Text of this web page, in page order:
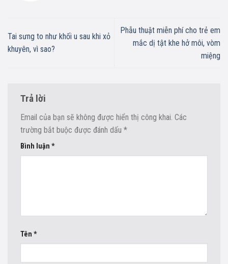
Tai sưng to như khối u sau khi xỏ
khuyên, vì sao?
Phẫu thuật miễn phí cho trẻ em
mắc dị tật khe hở môi, vòm
miệng
Trả lời
Email của bạn sẽ không được hiển thị công khai. Các
trường bắt buộc được đánh dấu *
Bình luận *
Tên *